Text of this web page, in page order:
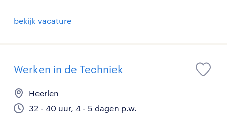
bekijk vacature
Werken in de Techniek
Heerlen
32 - 40 uur, 4 - 5 dagen p.w.